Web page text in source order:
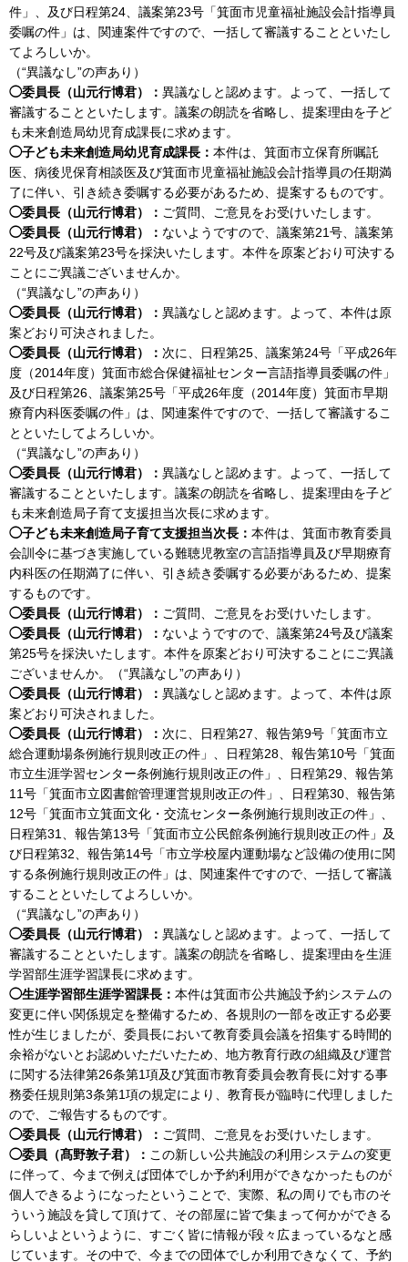
件」、及び日程第24、議案第23号「箕面市児童福祉施設会計指導員
委嘱の件」は、関連案件ですので、一括して審議することといたし
てよろしいか。
（“異議なし”の声あり）
◯委員長（山元行博君）： 異議なしと認めます。よって、一括して
審議することといたします。議案の朗読を省略し、提案理由を子ど
も未来創造局幼児育成課長に求めます。
◯子ども未来創造局幼児育成課長： 本件は、箕面市立保育所嘱託
医、病後児保育相談医及び箕面市児童福祉施設会計指導員の任期満
了に伴い、引き続き委嘱する必要があるため、提案するものです。
◯委員長（山元行博君）： ご質問、ご意見をお受けいたします。
◯委員長（山元行博君）： ないようですので、議案第21号、議案第
22号及び議案第23号を採決いたします。本件を原案どおり可決する
ことにご異議ございませんか。
（“異議なし”の声あり）
◯委員長（山元行博君）： 異議なしと認めます。よって、本件は原
案どおり可決されました。
◯委員長（山元行博君）： 次に、日程第25、議案第24号「平成26年
度（2014年度）箕面市総合保健福祉センター言語指導員委嘱の件」
及び日程第26、議案第25号「平成26年度（2014年度）箕面市早期
療育内科医委嘱の件」は、関連案件ですので、一括して審議するこ
とといたしてよろしいか。
（“異議なし”の声あり）
◯委員長（山元行博君）： 異議なしと認めます。よって、一括して
審議することといたします。議案の朗読を省略し、提案理由を子ど
も未来創造局子育て支援担当次長に求めます。
◯子ども未来創造局子育て支援担当次長： 本件は、箕面市教育委員
会訓令に基づき実施している難聴児教室の言語指導員及び早期療育
内科医の任期満了に伴い、引き続き委嘱する必要があるため、提案
するものです。
◯委員長（山元行博君）： ご質問、ご意見をお受けいたします。
◯委員長（山元行博君）： ないようですので、議案第24号及び議案
第25号を採決いたします。本件を原案どおり可決することにご異議
ございませんか。（“異議なし”の声あり）
◯委員長（山元行博君）： 異議なしと認めます。よって、本件は原
案どおり可決されました。
◯委員長（山元行博君）： 次に、日程第27、報告第9号「箕面市立
総合運動場条例施行規則改正の件」、日程第28、報告第10号「箕面
市立生涯学習センター条例施行規則改正の件」、日程第29、報告第
11号「箕面市立図書館管理運営規則改正の件」、日程第30、報告第
12号「箕面市立箕面文化・交流センター条例施行規則改正の件」、
日程第31、報告第13号「箕面市立公民館条例施行規則改正の件」及
び日程第32、報告第14号「市立学校屋内運動場など設備の使用に関
する条例施行規則改正の件」は、関連案件ですので、一括して審議
することといたしてよろしいか。
（“異議なし”の声あり）
◯委員長（山元行博君）： 異議なしと認めます。よって、一括して
審議することといたします。議案の朗読を省略し、提案理由を生涯
学習部生涯学習課長に求めます。
◯生涯学習部生涯学習課長： 本件は箕面市公共施設予約システムの
変更に伴い関係規定を整備するため、各規則の一部を改正する必要
性が生じましたが、委員長において教育委員会議を招集する時間的
余裕がないとお認めいただいたため、地方教育行政の組織及び運営
に関する法律第26条第1項及び箕面市教育委員会教育長に対する事
務委任規則第3条第1項の規定により、教育長が臨時に代理しました
ので、ご報告するものです。
◯委員長（山元行博君）： ご質問、ご意見をお受けいたします。
◯委員（髙野敦子君）： この新しい公共施設の利用システムの変更
に伴って、今まで例えば団体でしか予約利用ができなかったものが
個人できるようになったということで、実際、私の周りでも市のそ
ういう施設を貸して頂けて、その部屋に皆で集まって何かができる
らしいよというように、すごく皆に情報が段々広まっているなと感
じています。その中で、今までの団体でしか利用できなくて、予約